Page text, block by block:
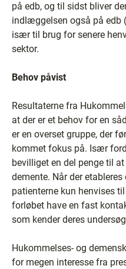
på edb, og til sidst bliver
indlæggelsen også på edb
især til brug for senere
sektor.
Behov påvist
Resultaterne fra
at der er et behov for en
er en overset gruppe, der
kommet fokus på. Især
bevilliget en del penge til
demente. Når der etableres
patienterne kun henvises
forløbet have en fast
som kender deres
Hukommelses- og
for megen interesse fra